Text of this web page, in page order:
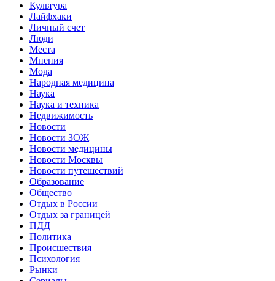
Культура
Лайфхаки
Личный счет
Люди
Места
Мнения
Мода
Народная медицина
Наука
Наука и техника
Недвижимость
Новости
Новости ЗОЖ
Новости медицины
Новости Москвы
Новости путешествий
Образование
Общество
Отдых в России
Отдых за границей
ПДД
Политика
Происшествия
Психология
Рынки